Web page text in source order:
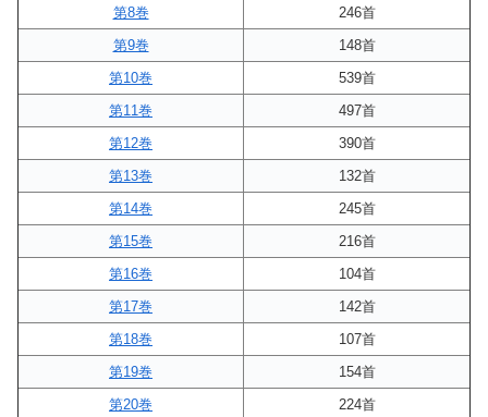
第8巻
246首
第9巻
148首
第10巻
539首
第11巻
497首
第12巻
390首
第13巻
132首
第14巻
245首
第15巻
216首
第16巻
104首
第17巻
142首
第18巻
107首
第19巻
154首
第20巻
224首